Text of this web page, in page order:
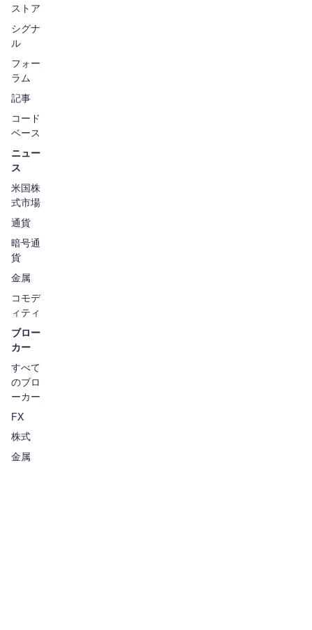
ストア
シグナ
ル
フォー
ラム
記事
コード
ベース
ニュー
ス
米国株
式市場
通貨
暗号通
貨
金属
コモデ
ィティ
ブロー
カー
すべて
のブロ
ーカー
FX
株式
金属